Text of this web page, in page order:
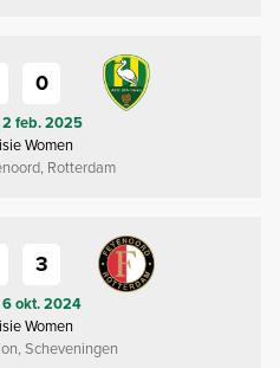
0
feb. 2025
Women
Rotterdam
3
okt. 2024
Women
Scheveningen